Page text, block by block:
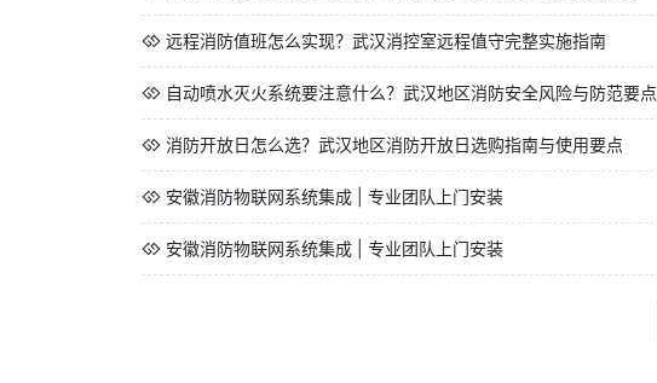
远程消防值班怎么实现？武汉消控室远程值守完整实施指南
自动喷水灭火系统要注意什么？武汉地区消防安全风险与防范要点
消防开放日怎么选？武汉地区消防开放日选购指南与使用要点
安徽消防物联网系统集成 | 专业团队上门安装
安徽消防物联网系统集成 | 专业团队上门安装